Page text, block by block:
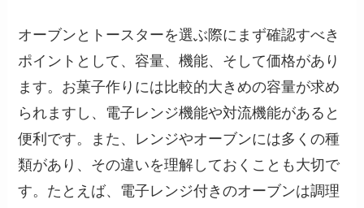
オーブンとトースターを選ぶ際にまず確認すべき
ポイントとして、容量、機能、そして価格があり
ます。お菓子作りには比較的大きめの容量が求め
られますし、電子レンジ機能や対流機能があると
便利です。また、レンジやオーブンには多くの種
類があり、その違いを理解しておくことも大切で
す。たとえば、電子レンジ付きのオーブンは調理